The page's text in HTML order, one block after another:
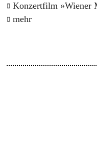
Konzertfilm »Wiener
mehr